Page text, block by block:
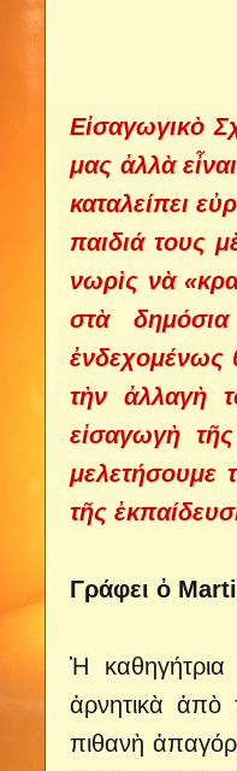
Εἰσαγωγικὸ
μας ἀλλὰ
καταλείπει
παιδιά τους
νωρὶς νὰ
στὰ
ἐνδεχομένως
τὴν ἀλλαγὴ
εἰσαγωγὴ
μελετήσουμε
τῆς
Γράφει ὀ
Ἡ
ἀρνητικὰ ἀπὸ
πιθανὴ